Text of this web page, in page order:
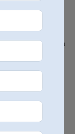
Cầu Giấy,
Hà